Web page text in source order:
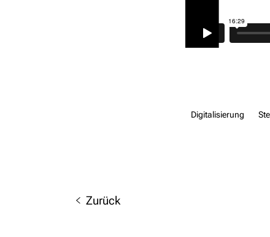
Digitalisierung
Zurück